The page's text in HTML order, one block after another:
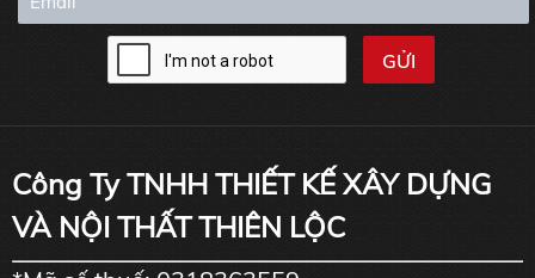
Công Ty TNHH THIẾT KẾ XÂY DỰNG
VÀ NỘI THẤT THIÊN LỘC